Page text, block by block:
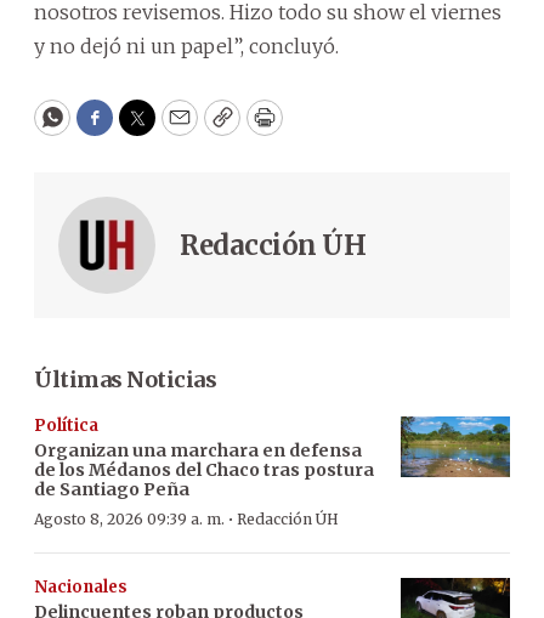
nosotros revisemos. Hizo todo su show el viernes
y no dejó ni un papel”, concluyó.
WhatsApp
Facebook
Twitter
EmailCopyPrint
Redacción ÚH
Últimas Noticias
Política
Organizan una marchara en defensa
de los Médanos del Chaco tras postura
de Santiago Peña
Agosto 8, 2026 09:39 a. m. · Redacción ÚH
Nacionales
Delincuentes roban productos